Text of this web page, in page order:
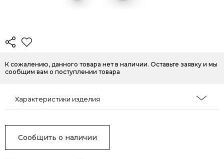
К сожалению, данного товара нет в наличии. Оставьте заявку и мы
сообщим вам о поступлении товара
Характеристики изделия
Сообщить о наличии